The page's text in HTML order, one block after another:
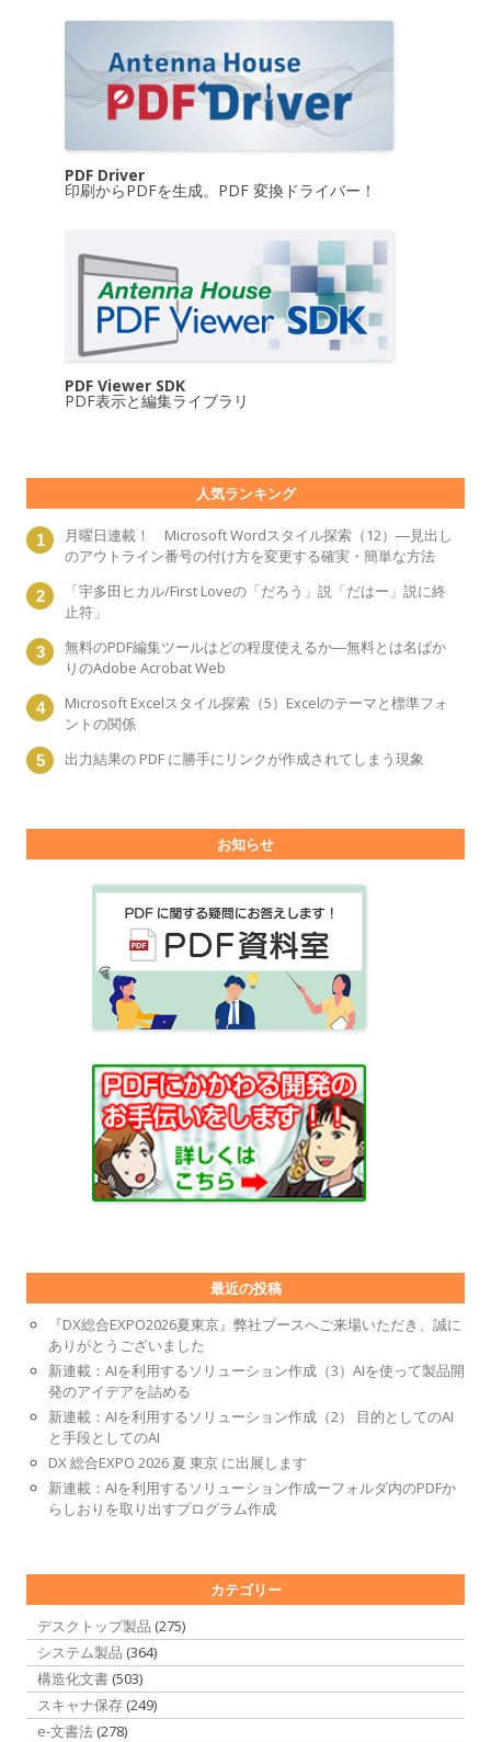
PDF Driver
印刷からPDFを生成。PDF 変換ドライバー！
PDF Viewer SDK
PDF表示と編集ライブラリ
人気ランキング
月曜日連載！ Microsoft Wordスタイル探索（12）―見出し
のアウトライン番号の付け方を変更する確実・簡単な方法
「宇多田ヒカル/First Loveの「だろう」説「だはー」説に終
止符」
無料のPDF編集ツールはどの程度使えるか―無料とは名ばか
りのAdobe Acrobat Web
Microsoft Excelスタイル探索（5）Excelのテーマと標準フォ
ントの関係
出力結果の PDF に勝手にリンクが作成されてしまう現象
お知らせ
最近の投稿
『DX総合EXPO2026夏東京』弊社ブースへご来場いただき、誠に
ありがとうございました
新連載：AIを利用するソリューション作成（3）AIを使って製品開
発のアイデアを詰める
新連載：AIを利用するソリューション作成（2） 目的としてのAI
と手段としてのAI
DX 総合EXPO 2026 夏 東京 に出展します
新連載：AIを利用するソリューション作成ーフォルダ内のPDFか
らしおりを取り出すプログラム作成
カテゴリー
デスクトップ製品 (275)
システム製品 (364)
構造化文書 (503)
スキャナ保存 (249)
e-文書法 (278)